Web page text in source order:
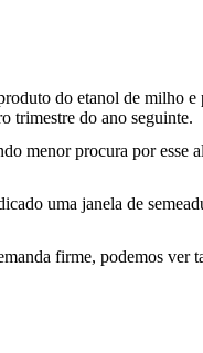
do etanol de milho e
trimestre do ano seguinte.
menor procura por esse
uma janela de
firme, podemos